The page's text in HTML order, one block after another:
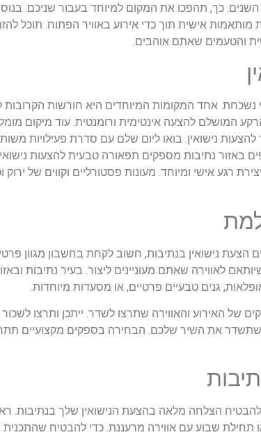
השנים. כך, תהפכו את המקום למיוחד בעבור שניכם.
אישית תוך כדי אירוע באוויר הפתוח. תוכל
והטעמים שאתם אוהבים.
נשכחת. אחד המקומות המיוחדים היא חורשות הקרובות
המושלם להצעה אינטימית ורומנטית. עוד מיקום
נישואין. בואו ליום שלם עם סדרת פעילויות
באזור נתיבות מספקים תפאורה טבעית להצעות
רגע אישי ומיוחד. מעונות פסטורליים וקווים של ירוק
הצעת נישואין בנתיבות, חשוב לקחת בחשבון מגוון
לאווירה שאתם מעוניינים ליצור. בעיר נתיבות
גנים טבעיים פרטיים, או מסעדות מיוחדות.
של האירוע והאווירה שתרצו לשדר. ייתכן ותרצו
שתשדר את השיר שלכם. הבחירה בספקים מקצועיים
להבטיח הצלחה מלאה בהצעת הנישואין שלך בנתיבות.
או תחילת שבוע עם אווירה מרעננת. כדי להבטיח